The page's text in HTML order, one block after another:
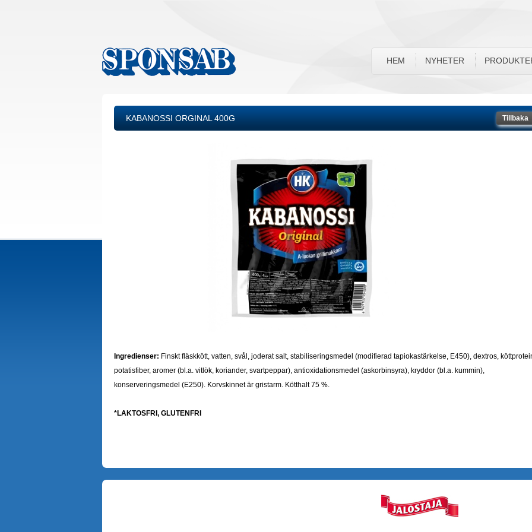
HEM NYHETER
Tillbaka
KABANOSSI ORGINAL 400G
Ingredienser: Finskt fläskkött, vatten, svål, joderat salt, stabiliseringsmedel (modifierad tapiokastärkelse, E450), dextros,
potatisfiber, aromer (bl.a. vitlök, koriander, svartpeppar), antioxidationsmedel (askorbinsyra), kryddor (bl.a. kummin),
konserveringsmedel (E250). Korvskinnet är gristarm. Kötthalt 75 %.
*LAKTOSFRI, GLUTENFRI